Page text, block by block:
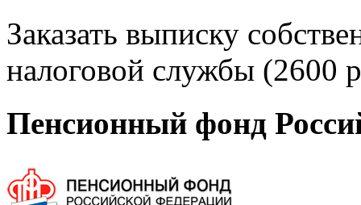
Заказать выписку
налоговой службы (2600
Пенсионный фонд